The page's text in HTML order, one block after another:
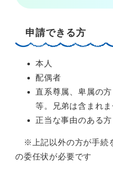
申請できる方
本人
配偶者
直系尊属、卑属の
等。兄弟は含まれま
正当な事由のある方
※上記以外の方が手続
の委任状が必要です